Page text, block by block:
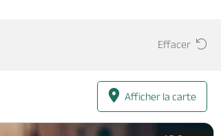
Effacer
Afficher la carte